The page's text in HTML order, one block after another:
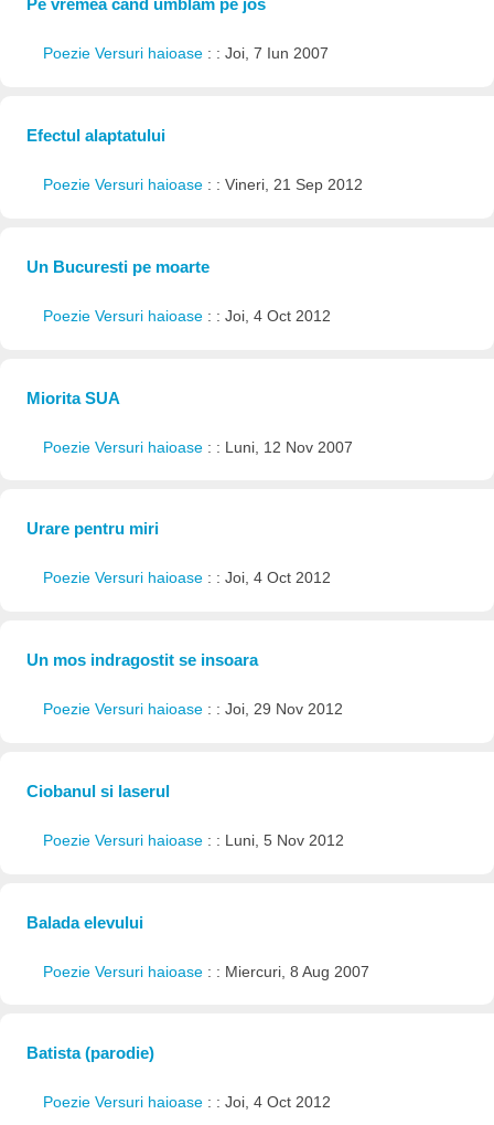
Pe vremea cand umblam pe jos
Poezie Versuri haioase : : Joi, 7 Iun 2007
Efectul alaptatului
Poezie Versuri haioase : : Vineri, 21 Sep 2012
Un Bucuresti pe moarte
Poezie Versuri haioase : : Joi, 4 Oct 2012
Miorita SUA
Poezie Versuri haioase : : Luni, 12 Nov 2007
Urare pentru miri
Poezie Versuri haioase : : Joi, 4 Oct 2012
Un mos indragostit se insoara
Poezie Versuri haioase : : Joi, 29 Nov 2012
Ciobanul si laserul
Poezie Versuri haioase : : Luni, 5 Nov 2012
Balada elevului
Poezie Versuri haioase : : Miercuri, 8 Aug 2007
Batista (parodie)
Poezie Versuri haioase : : Joi, 4 Oct 2012